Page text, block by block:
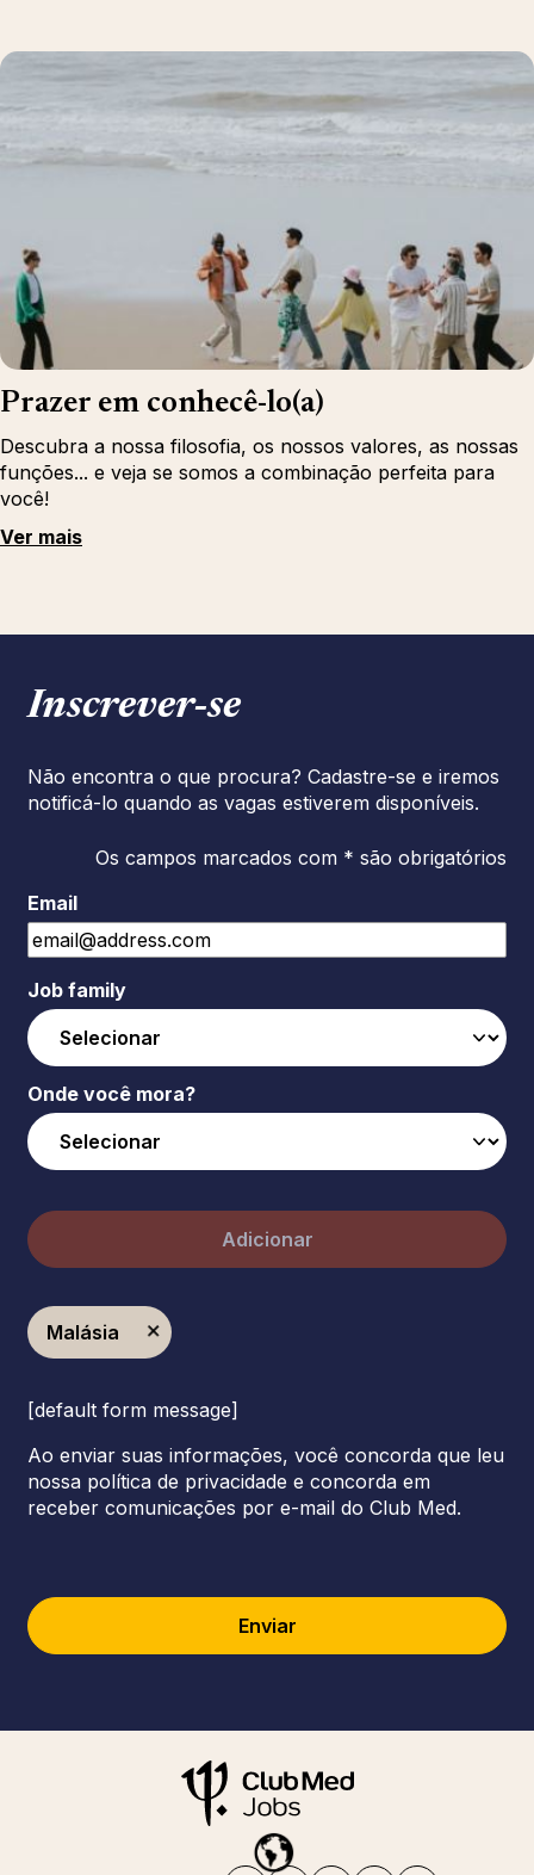
Prazer em conhecê-lo(a)
Descubra a nossa filosofia, os nossos valores, as nossas
funções... e veja se somos a combinação perfeita para
você!
Ver mais
Inscrever‑se
Não encontra o que procura? Cadastre-se e iremos
notificá-lo quando as vagas estiverem disponíveis.
Os campos marcados com * são obrigatórios
Email
Job family
Onde você mora?
Adicionar
Malásia
[default form message]
Ao enviar suas informações, você concorda que leu
nossa política de privacidade e concorda em
receber comunicações por e-mail do Club Med.
Enviar